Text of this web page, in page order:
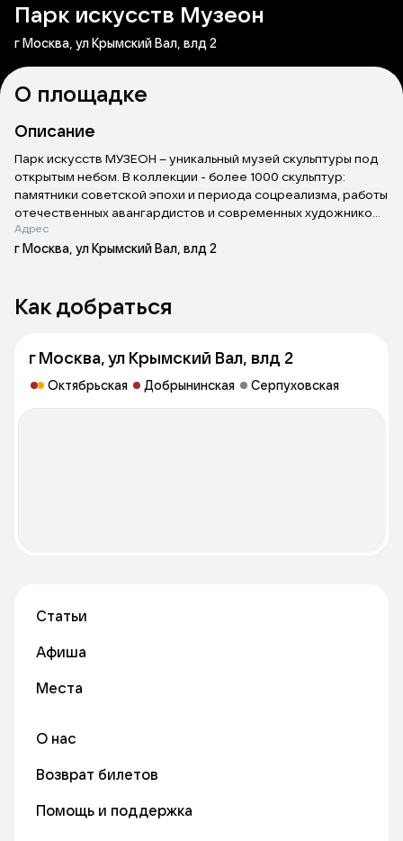
Парк искусств Музеон
г Москва, ул Крымский Вал, влд 2
О площадке
Описание
Парк искусств МУЗЕОН – уникальный музей скульптуры под
открытым небом. В коллекции - более 1000 скульптур:
памятники советской эпохи и периода соцреализма, работы
отечественных авангардистов и современных художников,
а также паблик-арт. Среди монументов - работы Евгения
Вучетича, Владимира Лемпорта, Сергея Меркурова, Веры
динамично развивающихся культурно-просветительских
площадок города. В парке работает Летний кинотеатр,
стала обновленная пешеходная Крымская набережная,
Парк искусств МУЗЕОН – это не только место хранения
Адрес
г Москва, ул Крымский Вал, влд 2
Как добраться
г Москва, ул Крымский Вал, влд 2
Октябрьская Добрынинская Серпуховская
Статьи
Афиша
Места
О нас
Возврат билетов
Помощь и поддержка